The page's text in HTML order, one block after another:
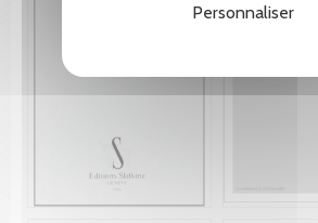
Personnaliser